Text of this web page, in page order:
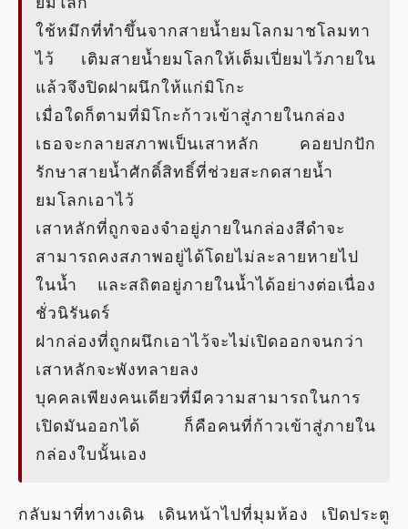
ใช้หมึกที่ทำขึ้นจากสายน้ำยมโลกมาชโลมทา
ไว้ เติมสายน้ำยมโลกให้เต็มเปี่ยมไว้ภายใน
แล้วจึงปิดฝาผนึกให้แก่มิโกะ
เมื่อใดก็ตามที่มิโกะก้าวเข้าสู่ภายในกล่อง
เธอจะกลายสภาพเป็นเสาหลัก คอยปกปัก
รักษาสายน้ำศักดิ์สิทธิ์ที่ช่วยสะกดสายน้ำ
ยมโลกเอาไว้
เสาหลักที่ถูกจองจำอยู่ภายในกล่องสีดำจะ
สามารถคงสภาพอยู่ได้โดยไม่ละลายหายไป
ในน้ำ และสถิตอยู่ภายในน้ำได้อย่างต่อเนื่อง
ชั่วนิรันดร์
ฝากล่องที่ถูกผนึกเอาไว้จะไม่เปิดออกจนกว่า
เสาหลักจะพังทลายลง
บุคคลเพียงคนเดียวที่มีความสามารถในการ
เปิดมันออกได้ ก็คือคนที่ก้าวเข้าสู่ภายใน
กล่องใบนั้นเอง
กลับมาที่ทางเดิน เดินหน้าไปที่มุมห้อง เปิดประตู